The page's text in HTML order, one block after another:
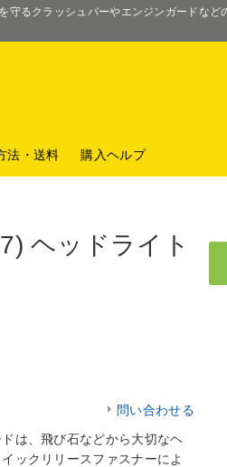
るクラッシュバーやエンジンガードな
法・送料
購入ヘルプ
) ヘッドライト
問い合わせる
は、飛び石などから大切なヘ
ックリリースファスナーによ